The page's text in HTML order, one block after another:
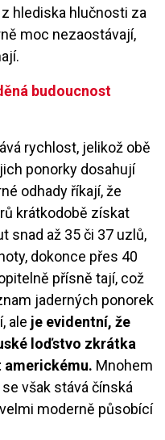
hlediska hlučnosti za
moc nezaostávají,
budoucnost
rychlost, jelikož obě
ponorky dosahují
odhady říkají, že
krátkodobě získat
snad až 35 či 37 uzlů,
dokonce přes 40
přísně tají, což
jaderných ponorek
ale je evidentní, že
loďstvo zkrátka
americkému. Mnohem
však stává čínská
moderně působící